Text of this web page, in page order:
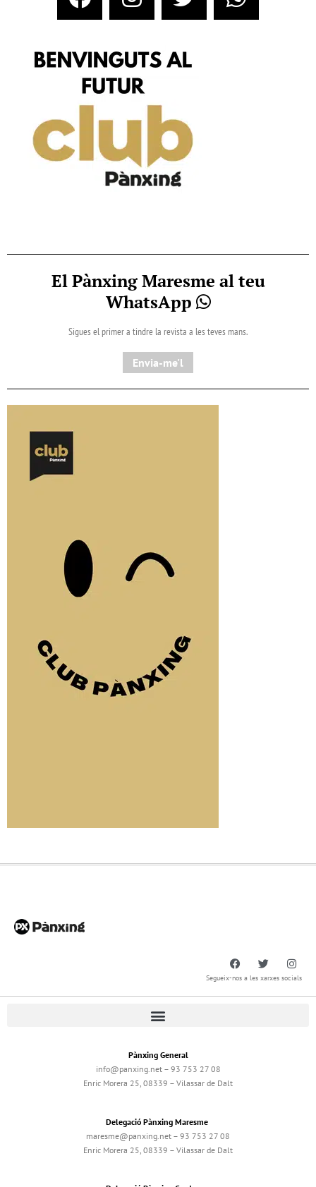
El Pànxing Maresme al teu
WhatsApp
Sigues el primer a tindre la revista a les teves mans.
Envia-me'l
Segueix-nos a les xarxes socials
Pànxing General
info@panxing.net – 93 753 27 08
Enric Morera 25, 08339 – Vilassar de Dalt
Delegació Pànxing Maresme
maresme@panxing.net – 93 753 27 08
Enric Morera 25, 08339 – Vilassar de Dalt